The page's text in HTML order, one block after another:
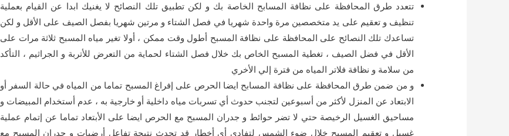
تتعدد طرق المحافظة على نظافة المسابح الخاصة بك و لكن تطبيق تلك النصائح لا يغنيك ابدا عن القيام بعملية
تنظيف و تعقيم على يد متخصصين مرة واحدة شهريا في فصل الشتاء و مرتين شهريا بفصل الصيف على الأقل و لكن
تساعدك تلك النصائح على المحافظة على نظافة المسبح أطول وقت ممكن ، أولا تغير مياه المسبح ثلاثة مرات على
الأقل في فضل الصيف ، تغطية المسبح الخاص بك خلال فصل الشتاء لحماية من التعرض للأتربة و الجراثيم ، التأكد
من سلامة و نظافة فلاتر المياه من فترة إلي الأخري
و من ضمن طرق المحافظة على نظافة المسابح ايضا الحرص على إفراغ المسبح تماما من المياه في حالة السفر أو
الابتعاد عن المنزل لأكثر من أسبوعين لتجنب حدوث أي تسربات مياه داخلية أو خارجية به ، عدم أستخدام المبيضات و
مساحيق الغسيل الرخيصة حتي لا تضر حوائط و جدران المسبح مع الحرص ايضا على الأبتعاد تماما عن إتمام عملية
غسيل و تعقيم المسبح خلال ضوء الشمس لتفادي أي أخطار قد تحدث نتيجة تفاعل أرضيات و جدران المسبح مع